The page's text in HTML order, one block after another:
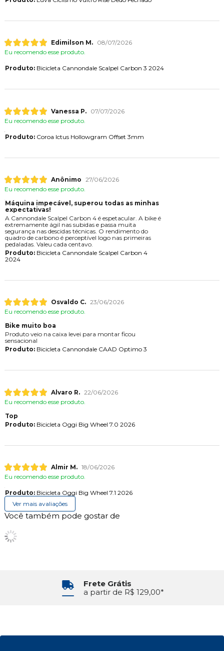
Edimilson M.
08/07/2026
Eu recomendo esse produto.
Produto:Bicicleta Cannondale Scalpel Carbon 3 2024
Vanessa P.
07/07/2026
Eu recomendo esse produto.
Produto:Coroa Ictus Hollowgram Offset 3mm
Anônimo 27/06/2026
Eu recomendo esse produto.
Máquina impecável, superou todas as minhas
expectativas!
A Cannondale Scalpel Carbon 4 é espetacular. A bike é
extremamente ágil nas subidas e passa muita
segurança nas descidas técnicas. O rendimento do
quadro de carbono é perceptível logo nas primeiras
pedaladas. Valeu cada centavo.
Produto:Bicicleta Cannondale Scalpel Carbon 4
2024
Osvaldo C. 23/06/2026
Eu recomendo esse produto.
Bike muito boa
Produto veio na caixa levei para montar ficou
sensacional
Produto:Bicicleta Cannondale CAAD Optimo 3
Alvaro R. 22/06/2026
Eu recomendo esse produto.
Top
Produto:Bicicleta Oggi Big Wheel 7.0 2026
Almir M. 18/06/2026
Eu recomendo esse produto.
Produto:Bicicleta Oggi Big Wheel 7.1 2026
Ver mais avaliações
Você também pode gostar de
Frete Grátis
a partir de R$ 129,00*